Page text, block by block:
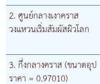
2. ศูนย์กลางเงาคราส
วงแหวนเริ่มสัมผัสผิวโลก
3. กึ่งกลางคราส (ขนาดอุป
ราคา = 0.97010)